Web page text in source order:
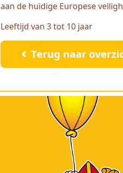
aan de huidige Europese
Leeftijd van 3 tot 10 jaar
Terug naar